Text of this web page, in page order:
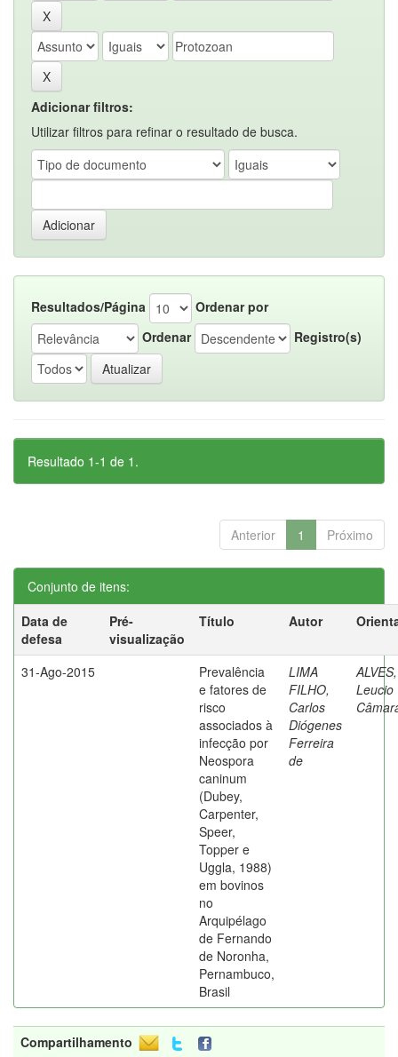
Adicionar filtros:
Utilizar filtros para refinar o resultado de busca.
Resultados/Página
Ordenar por
Ordenar
Registro(s)
Resultado 1-1 de 1.
Anterior 1 Próximo
Conjunto de itens:
Data de
defesa
Pré-
visualização
Título Autor
31-Ago-2015
Prevalência
e fatores de
risco
associados à
infecção por
Neospora
caninum
(Dubey,
Carpenter,
Speer,
Topper e
Uggla, 1988)
em bovinos
no
Arquipélago
de Fernando
de Noronha,
Pernambuco,
Brasil
LIMA
FILHO,
Carlos
Diógenes
Ferreira
de
ALVES,
Leucio
Compartilhamento